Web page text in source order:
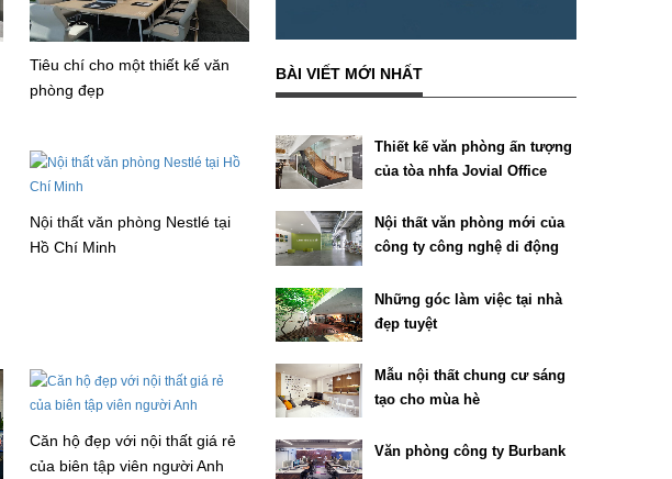
Tiêu chí cho một thiết kế văn
phòng đẹp
Nội thất văn phòng Nestlé tại
Hồ Chí Minh
Căn hộ đẹp với nội thất giá rẻ
của biên tập viên người Anh
BÀI VIẾT MỚI NHẤT
Thiết kế văn phòng ấn tượng
của tòa nhfa Jovial Office
Nội thất văn phòng mới của
công ty công nghệ di động
Những góc làm việc tại nhà
đẹp tuyệt
Mẫu nội thất chung cư sáng
tạo cho mùa hè
Văn phòng công ty Burbank